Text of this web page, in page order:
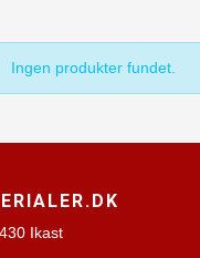
Ingen produkter fundet.
Ikast